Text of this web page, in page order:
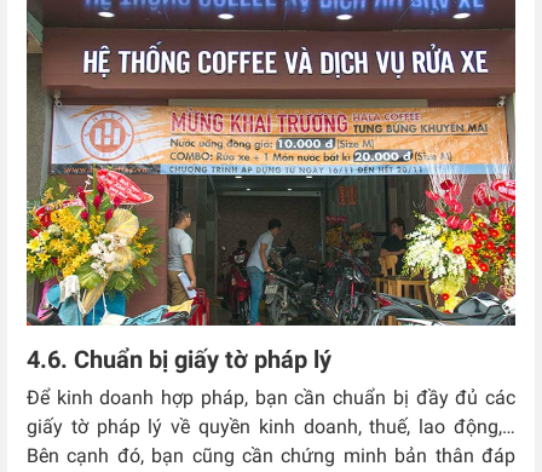
4.6. Chuẩn bị giấy tờ pháp lý
Để kinh doanh hợp pháp, bạn cần chuẩn bị đầy đủ các
giấy tờ pháp lý về quyền kinh doanh, thuế, lao động,…
Bên cạnh đó, bạn cũng cần chứng minh bản thân đáp